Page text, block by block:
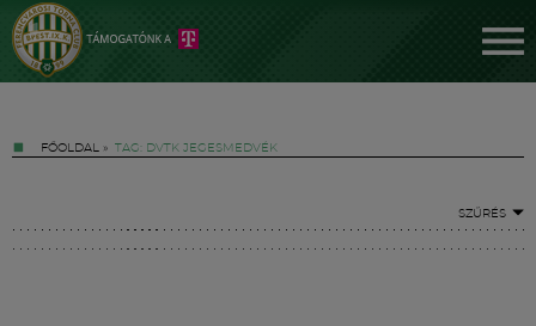
FŐOLDAL » TAG: DVTK JEGESMEDVÉK
SZŰRÉS